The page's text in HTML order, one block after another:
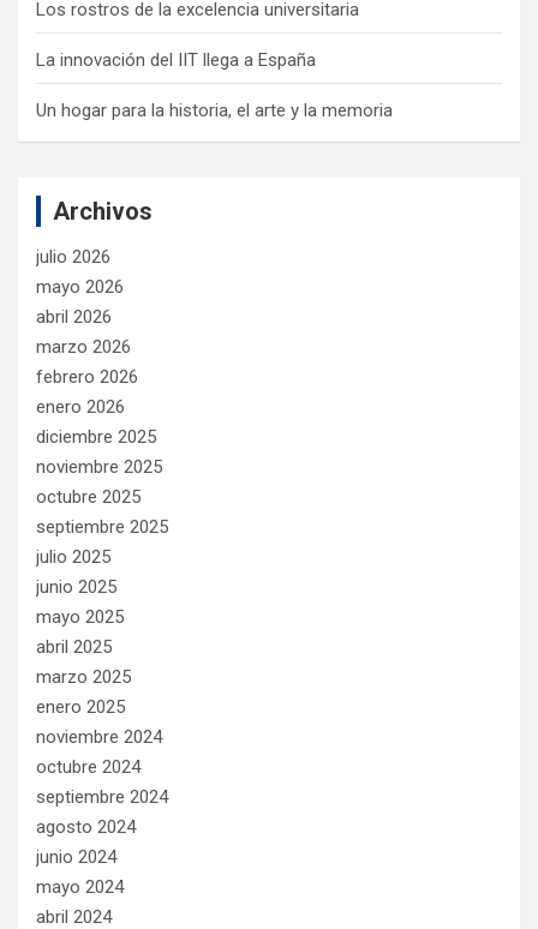
Los rostros de la excelencia universitaria
La innovación del IIT llega a España
Un hogar para la historia, el arte y la memoria
Archivos
julio 2026
mayo 2026
abril 2026
marzo 2026
febrero 2026
enero 2026
diciembre 2025
noviembre 2025
octubre 2025
septiembre 2025
julio 2025
junio 2025
mayo 2025
abril 2025
marzo 2025
enero 2025
noviembre 2024
octubre 2024
septiembre 2024
agosto 2024
junio 2024
mayo 2024
abril 2024